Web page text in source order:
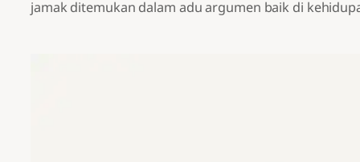
jamak ditemukan dalam adu argumen baik di